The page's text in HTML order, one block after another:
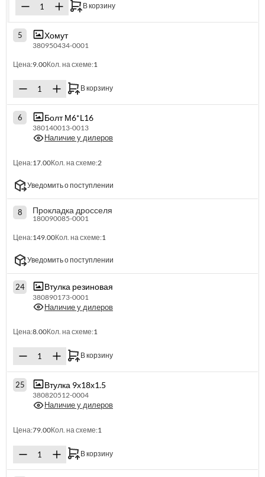
В корзину
5 Хомут
380950434-0001
Цена:9.00Кол. на схеме:1
В корзину
6 Болт М6*L16
380140013-0013
Наличие у дилеров
Цена:17.00Кол. на схеме:2
Уведомить о поступлении
8 Прокладка дросселя
180090085-0001
Цена:149.00Кол. на схеме:1
Уведомить о поступлении
24 Втулка резиновая
380890173-0001
Наличие у дилеров
Цена:8.00Кол. на схеме:1
В корзину
25 Втулка 9х18х1.5
380820512-0004
Наличие у дилеров
Цена:79.00Кол. на схеме:1
В корзину